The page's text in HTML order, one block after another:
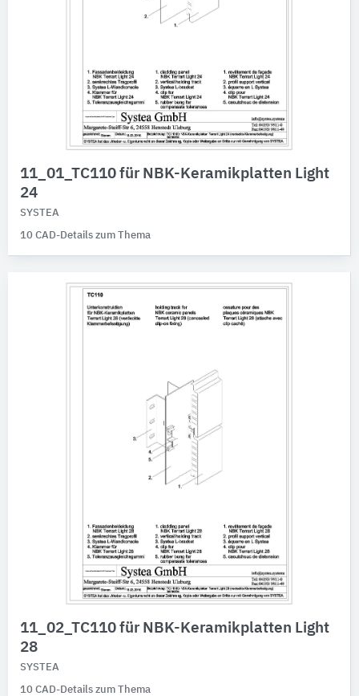
11_01_TC110 für NBK-Keramikplatten Light
24
SYSTEA
10 CAD-Details zum Thema
11_02_TC110 für NBK-Keramikplatten Light
28
SYSTEA
10 CAD-Details zum Thema